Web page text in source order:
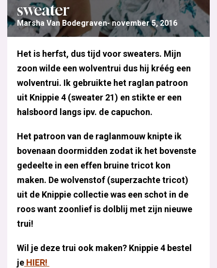
sweater
Marsha Van Bodegraven november 5, 2016
Het is herfst, dus tijd voor sweaters. Mijn
zoon wilde een wolventrui dus hij kréég een
wolventrui. Ik gebruikte het raglan patroon
uit Knippie 4 (sweater 21) en stikte er een
halsboord langs ipv. de capuchon.
Het patroon van de raglanmouw knipte ik
bovenaan doormidden zodat ik het bovenste
gedeelte in een effen bruine tricot kon
maken. De wolvenstof (superzachte tricot)
uit de Knippie collectie was een schot in de
roos want zoonlief is dolblij met zijn nieuwe
trui!
Wil je deze trui ook maken? Knippie 4 bestel
je HIER!